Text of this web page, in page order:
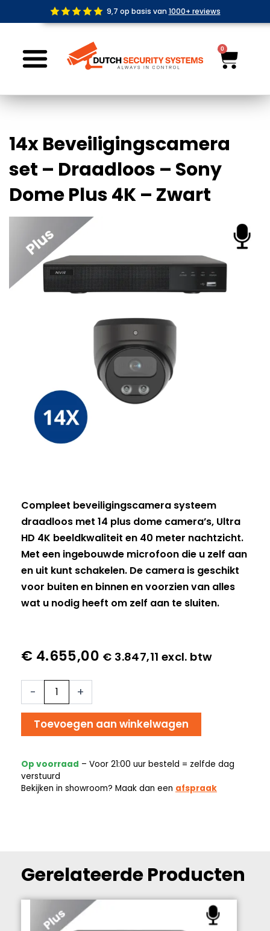
de
9,7 op basis van 1000+ reviews
0
14x Beveiligingscamera
set – Draadloos – Sony
Dome Plus 4K – Zwart
Compleet beveiligingscamera systeem
draadloos met 14 plus dome camera’s, Ultra
HD 4K beeldkwaliteit en 40 meter nachtzicht.
Met een ingebouwde microfoon die u zelf aan
en uit kunt schakelen. De camera is geschikt
voor buiten en binnen en voorzien van alles
wat u nodig heeft om zelf aan te sluiten.
€ 4.655,00 € 3.847,11 excl. btw
-
Beveiligingscamera
Draadloos
Dome
Plus
4K
+
Toevoegen aan winkelwagen
Op voorraad – Voor 21:00 uur besteld = zelfde dag
verstuurd
Bekijken in showroom? Maak dan een afspraak
Gerelateerde Producten